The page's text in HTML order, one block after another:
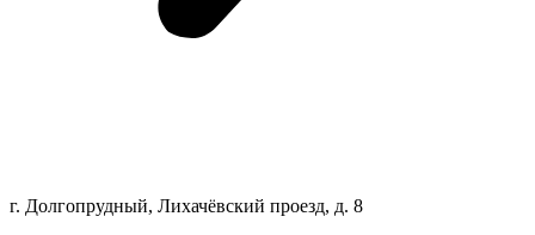
г. Долгопрудный, Лихачёвский проезд, д. 8